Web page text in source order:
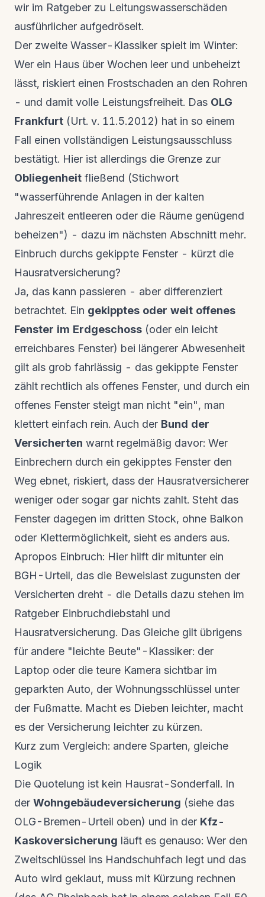
wir im Ratgeber zu Leitungswasserschäden
ausführlicher aufgedröselt.
Der zweite Wasser-Klassiker spielt im Winter:
Wer ein Haus über Wochen leer und unbeheizt
lässt, riskiert einen Frostschaden an den Rohren
- und damit volle Leistungsfreiheit. Das OLG
Frankfurt (Urt. v. 11.5.2012) hat in so einem
Fall einen vollständigen Leistungsausschluss
bestätigt. Hier ist allerdings die Grenze zur
Obliegenheit fließend (Stichwort
"wasserführende Anlagen in der kalten
Jahreszeit entleeren oder die Räume genügend
beheizen") - dazu im nächsten Abschnitt mehr.
Einbruch durchs gekippte Fenster - kürzt die
Hausratversicherung?
Ja, das kann passieren - aber differenziert
betrachtet. Ein gekipptes oder weit offenes
Fenster im Erdgeschoss (oder ein leicht
erreichbares Fenster) bei längerer Abwesenheit
gilt als grob fahrlässig - das gekippte Fenster
zählt rechtlich als offenes Fenster, und durch ein
offenes Fenster steigt man nicht "ein", man
klettert einfach rein. Auch der Bund der
Versicherten warnt regelmäßig davor: Wer
Einbrechern durch ein gekipptes Fenster den
Weg ebnet, riskiert, dass der Hausratversicherer
weniger oder sogar gar nichts zahlt. Steht das
Fenster dagegen im dritten Stock, ohne Balkon
oder Klettermöglichkeit, sieht es anders aus.
Apropos Einbruch: Hier hilft dir mitunter ein
BGH-Urteil, das die Beweislast zugunsten der
Versicherten dreht - die Details dazu stehen im
Ratgeber Einbruchdiebstahl und
Hausratversicherung. Das Gleiche gilt übrigens
für andere "leichte Beute"-Klassiker: der
Laptop oder die teure Kamera sichtbar im
geparkten Auto, der Wohnungsschlüssel unter
der Fußmatte. Macht es Dieben leichter, macht
es der Versicherung leichter zu kürzen.
Kurz zum Vergleich: andere Sparten, gleiche
Logik
Die Quotelung ist kein Hausrat-Sonderfall. In
der Wohngebäudeversicherung (siehe das
OLG-Bremen-Urteil oben) und in der Kfz-
Kaskoversicherung läuft es genauso: Wer den
Zweitschlüssel ins Handschuhfach legt und das
Auto wird geklaut, muss mit Kürzung rechnen